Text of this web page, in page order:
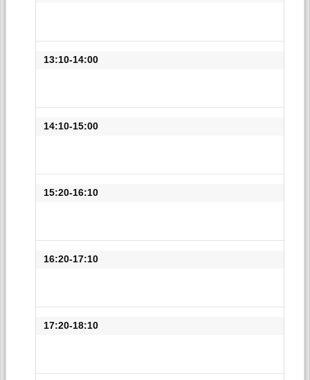
13:10-14:00
14:10-15:00
15:20-16:10
16:20-17:10
17:20-18:10